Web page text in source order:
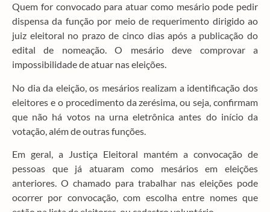
Quem for convocado para atuar como mesário pode pedir
dispensa da função por meio de requerimento dirigido ao
juiz eleitoral no prazo de cinco dias após a publicação do
edital de nomeação.
O mesário deve comprovar a
impossibilidade de atuar nas eleições.
No dia da eleição, os mesários realizam a identificação dos
eleitores e o procedimento da zerésima, ou seja, confirmam
que não há votos na urna eletrônica antes do início da
votação, além de outras funções.
Em geral, a Justiça Eleitoral mantém a convocação de
pessoas que já atuaram como mesários em eleições
anteriores. O chamado para trabalhar nas eleições pode
ocorrer por convocação, com escolha entre nomes que